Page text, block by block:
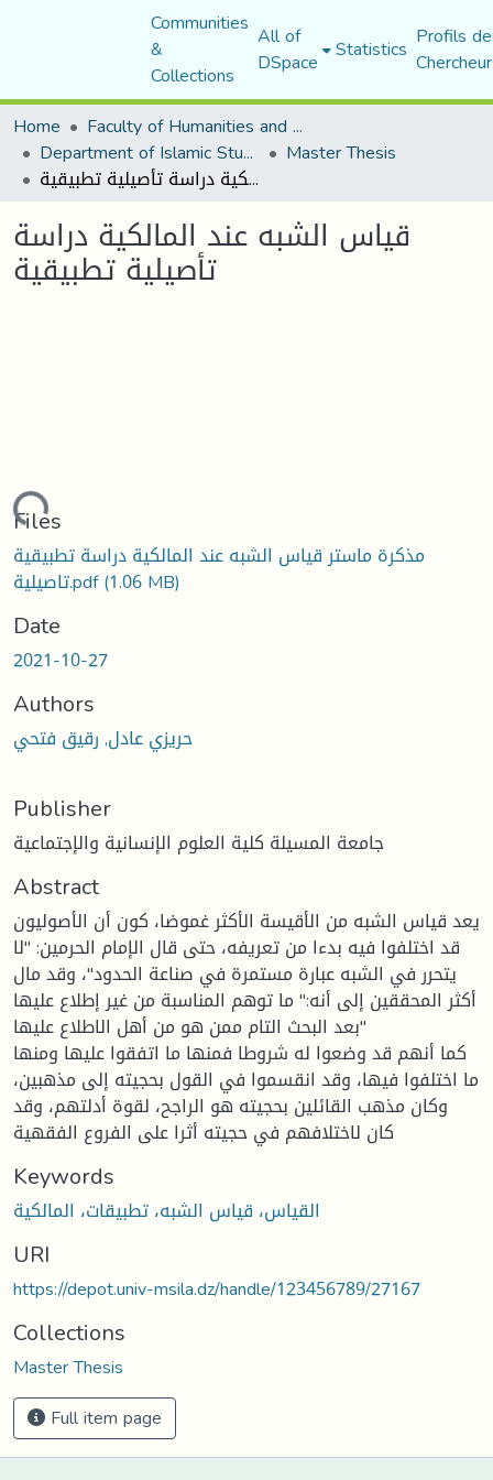
Communities
&
Collections
All of
DSpace Statistics Profils
Home
Faculty of Humanities and Social Sciences
Department of Islamic Studies Master Thesis
قياس الشبه عند المالكية دراسة تأصيلية تطبيقية
قياس الشبه عند المالكية دراسة
تأصيلية تطبيقية
Files
مذكرة ماستر قياس الشبه عند المالكية دراسة تطبيقية
تاصيلية.pdf(1.06 MB)
Date
2021-10-27
Authors
حريزي عادل, رقيق فتحي
Publisher
جامعة المسيلة كلية العلوم الإنسانية والإجتماعية
Abstract
يعد قياس الشبه من الأقيسة الأكثر غموضا، كون أن الأصوليون
قد اختلفوا فيه بدءا من تعريفه، حتى قال الإمام الحرمين: "لا
يتحرر في الشبه عبارة مستمرة في صناعة الحدود"، وقد مال
أكثر المحققين إلى أنه:" ما توهم المناسبة من غير إطلاع عليها
بعد البحث التام ممن هو من أهل الاطلاع عليها"
كما أنهم قد وضعوا له شروطا فمنها ما اتفقوا عليها ومنها
ما اختلفوا فيها، وقد انقسموا في القول بحجيته إلى مذهبين،
وكان مذهب القائلين بحجيته هو الراجح، لقوة أدلتهم، وقد
كان لاختلافهم في حجيته أثرا على الفروع الفقهية
Keywords
القياس، قياس الشبه، تطبيقات، المالكية
URI
https://depot.univ-msila.dz/handle/123456789/27167
Collections
Master Thesis
Full item page